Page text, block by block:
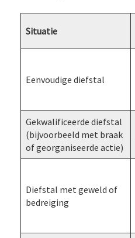
Situatie
Eenvoudige diefstal
Gekwalificeerde diefstal
(bijvoorbeeld met braak
of georganiseerde actie)
Diefstal met geweld of
bedreiging